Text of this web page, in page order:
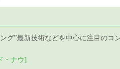
グ”最新技術などを中心に注目のコ
・ナウ]